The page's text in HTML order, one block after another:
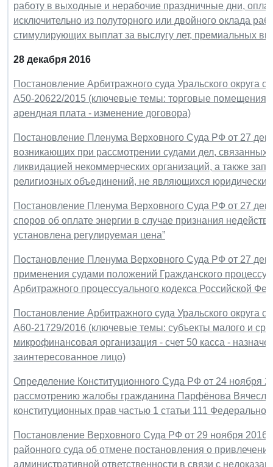
работу в выходные и нерабочие праздничные дни,
исключительно из полуторного или двойного оклада
стимулирующих выплат за выслугу лет, премиальных
28 декабря 2016
Постановление Арбитражного суда Уральского округа
А50-20622/2015 (ключевые темы: торговые помещения -
арендная плата - изменение договора)
Постановление Пленума Верховного Суда РФ от 27
возникающих при рассмотрении судами дел, связанных
ликвидацией некоммерческих организаций, а также
религиозных объединений, не являющихся
Постановление Пленума Верховного Суда РФ от 27
споров об оплате энергии в случае признания
установлена регулируемая цена”
Постановление Пленума Верховного Суда РФ от 27
применения судами положений Гражданского
Арбитражного процессуального кодекса Российской
Постановление Арбитражного суда Уральского округа
А60-21729/2016 (ключевые темы: субъекты малого и
микрофинансовая организация - счет 50 касса -
заинтересованное лицо)
Определение Конституционного Суда РФ от 24 ноября
рассмотрению жалобы гражданина Парфёнова
конституционных прав частью 1 статьи 111
Постановление Верховного Суда РФ от 29 ноября
районного суда об отмене постановления о
административной ответственности в связи с